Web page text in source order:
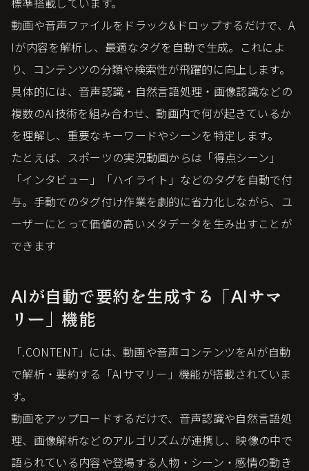
動画や音声ファイルをドラック&ドロップするだけで、A
Iが内容を解析し、最適なタグを自動で生成。これによ
り、コンテンツの分類や検索性が飛躍的に向上します。
具体的には、音声認識・自然言語処理・画像認識などの
複数のAI技術を組み合わせ、動画内で何が起きているか
を理解し、重要なキーワードやシーンを特定します。
たとえば、スポーツの実況動画からは「得点シーン」
「インタビュー」「ハイライト」などのタグを自動で付
与。手動でのタグ付け作業を劇的に省力化しながら、ユ
ーザーにとって価値の高いメタデータを生み出すことが
できます
AIが自動で要約を生成する「AIサマ
リー」機能
「.CONTENT」には、動画や音声コンテンツをAIが自動
で解析・要約する「AIサマリー」機能が搭載されていま
す。
動画をアップロードするだけで、音声認識や自然言語処
理、画像解析などのアルゴリズムが連携し、映像の中で
語られている内容や登場する人物・シーン・感情の動き